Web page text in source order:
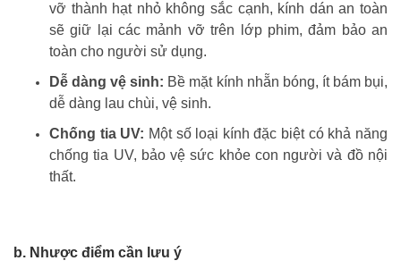
vỡ thành hạt nhỏ không sắc cạnh, kính dán an toàn
sẽ giữ lại các mảnh vỡ trên lớp phim, đảm bảo an
toàn cho người sử dụng.
Dễ dàng vệ sinh: Bề mặt kính nhẵn bóng, ít bám bụi,
dễ dàng lau chùi, vệ sinh.
Chống tia UV: Một số loại kính đặc biệt có khả năng
chống tia UV, bảo vệ sức khỏe con người và đồ nội
thất.
b. Nhược điểm cần lưu ý